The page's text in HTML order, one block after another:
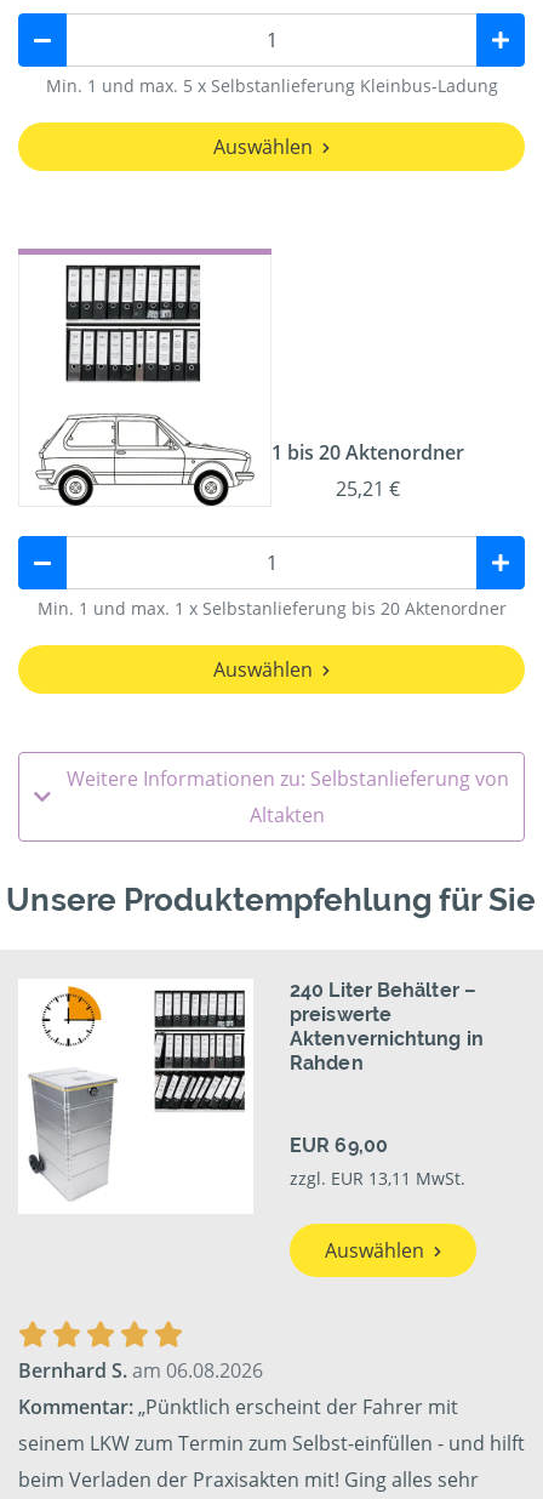
Min. 1 und max. 5 x Selbstanlieferung Kleinbus-Ladung
Auswählen
1 bis 20 Aktenordner
25,21 €
Min. 1 und max. 1 x Selbstanlieferung bis 20 Aktenordner
Auswählen
Weitere Informationen zu: Selbstanlieferung von
Altakten
Unsere Produktempfehlung für Sie
240 Liter Behälter –
preiswerte
Aktenvernichtung in
Rahden
EUR 69,00
zzgl. EUR 13,11 MwSt.
Auswählen
Bernhard S.am 06.08.2026
Kommentar:„Pünktlich erscheint der Fahrer mit
seinem LKW zum Termin zum Selbst-einfüllen - und hilft
beim Verladen der Praxisakten mit! Ging alles sehr